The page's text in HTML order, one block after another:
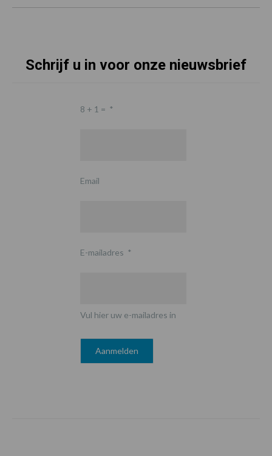
Schrijf u in voor onze nieuwsbrief
8 + 1 = *
Email
E-mailadres *
Vul hier uw e-mailadres in